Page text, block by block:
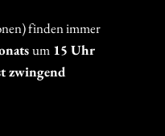
finden immer
um 15 Uhr
zwingend